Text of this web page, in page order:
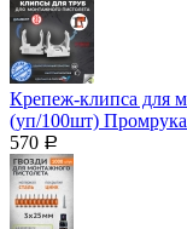
Крепеж-клипса для
(уп/100шт)
570 Р